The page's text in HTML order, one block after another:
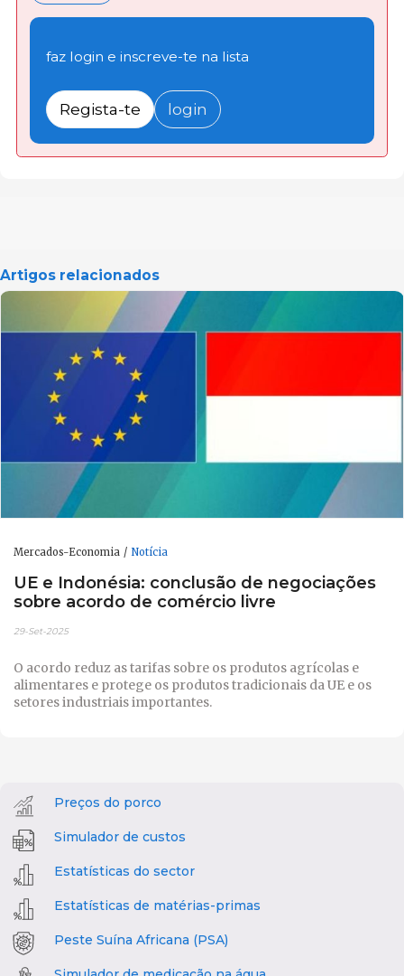
faz login e inscreve-te na lista
Regista-te login
Artigos relacionados
Mercados-Economia Notícia
UE e Indonésia: conclusão de negociações
sobre acordo de comércio livre
29-Set-2025
O acordo reduz as tarifas sobre os produtos agrícolas e
alimentares e protege os produtos tradicionais da UE e os
setores industriais importantes.
Preços do porco
Simulador de custos
Estatísticas do sector
Estatísticas de matérias-primas
Peste Suína Africana (PSA)